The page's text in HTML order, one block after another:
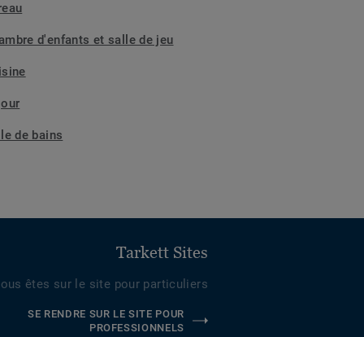
d'enfants et salle de jeu
de bains
Tarkett Sites
êtes sur le site pour particuliers
SE RENDRE SUR LE SITE POUR
PROFESSIONNELS